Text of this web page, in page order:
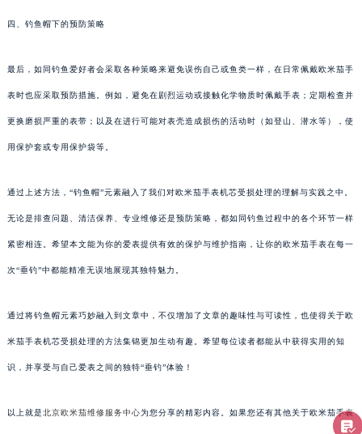
四、钓鱼帽下的预防策略
最后，如同钓鱼爱好者会采取各种策略来避免误伤自己或鱼类一样，在日常佩戴欧米茄手
表时也应采取预防措施。例如，避免在剧烈运动或接触化学物质时佩戴手表；定期检查并
更换磨损严重的表带；以及在进行可能对表壳造成损伤的活动时（如登山、潜水等），使
用保护套或专用保护袋等。
通过上述方法，“钓鱼帽”元素融入了我们对欧米茄手表机芯受损处理的理解与实践之中。
无论是排查问题、清洁保养、专业维修还是预防策略，都如同钓鱼过程中的各个环节一样
紧密相连。希望本文能为你的爱表提供有效的保护与维护指南，让你的欧米茄手表在每一
次“垂钓”中都能精准无误地展现其独特魅力。
通过将钓鱼帽元素巧妙融入到文章中，不仅增加了文章的趣味性与可读性，也使得关于欧
米茄手表机芯受损处理的方法集锦更加生动有趣。希望每位读者都能从中获得实用的知
识，并享受与自己爱表之间的独特“垂钓”体验！
以上就是北京欧米茄维修服务中心为您分享的精彩内容。如果您还有其他关于欧米茄手表